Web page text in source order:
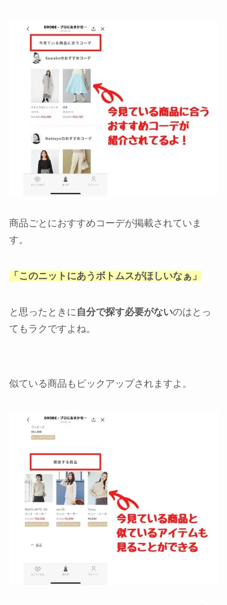
商品ごとにおすすめコーデが掲載されていま
す。
「このニットにあうボトムスがほしいなぁ」
と思ったときに自分で探す必要がないのはとっ
てもラクですよね。
似ている商品もピックアップされますよ。